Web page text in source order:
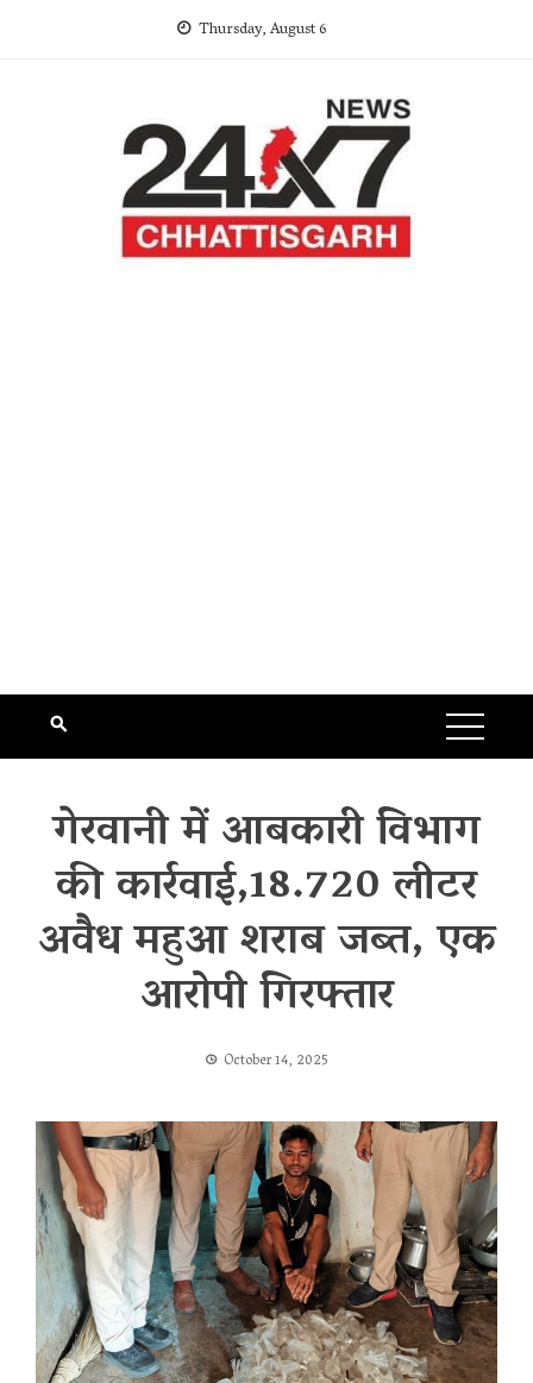
Thursday, August 6
गेरवानी में आबकारी विभाग
की कार्रवाई,18.720 लीटर
अवैध महुआ शराब जब्त, एक
आरोपी गिरफ्तार
October 14, 2025